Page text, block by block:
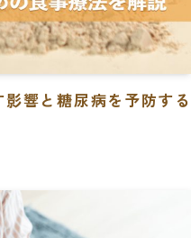
響と糖尿病を予防する